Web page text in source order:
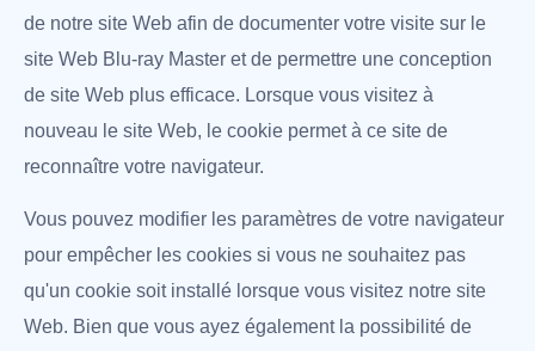
de notre site Web afin de documenter votre visite sur le
site Web Blu-ray Master et de permettre une conception
de site Web plus efficace. Lorsque vous visitez à
nouveau le site Web, le cookie permet à ce site de
reconnaître votre navigateur.
Vous pouvez modifier les paramètres de votre navigateur
pour empêcher les cookies si vous ne souhaitez pas
qu'un cookie soit installé lorsque vous visitez notre site
Web. Bien que vous ayez également la possibilité de